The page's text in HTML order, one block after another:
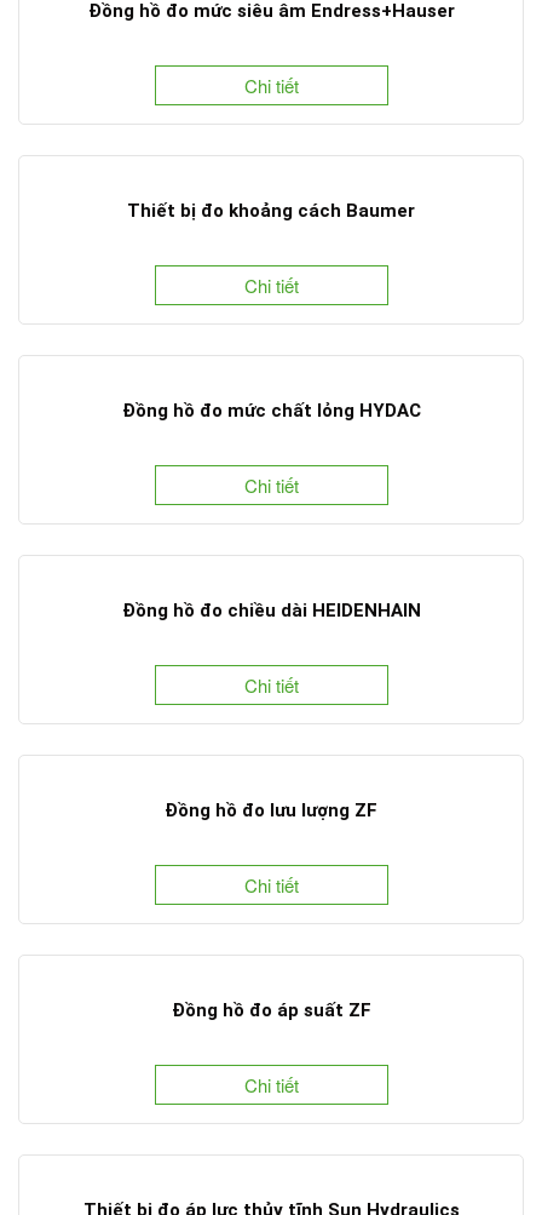
Đồng hồ đo mức siêu âm Endress+Hauser
Chi tiết
Thiết bị đo khoảng cách Baumer
Chi tiết
Đồng hồ đo mức chất lỏng HYDAC
Chi tiết
Đồng hồ đo chiều dài HEIDENHAIN
Chi tiết
Đồng hồ đo lưu lượng ZF
Chi tiết
Đồng hồ đo áp suất ZF
Chi tiết
Thiết bị đo áp lực thủy tĩnh Sun Hydraulics